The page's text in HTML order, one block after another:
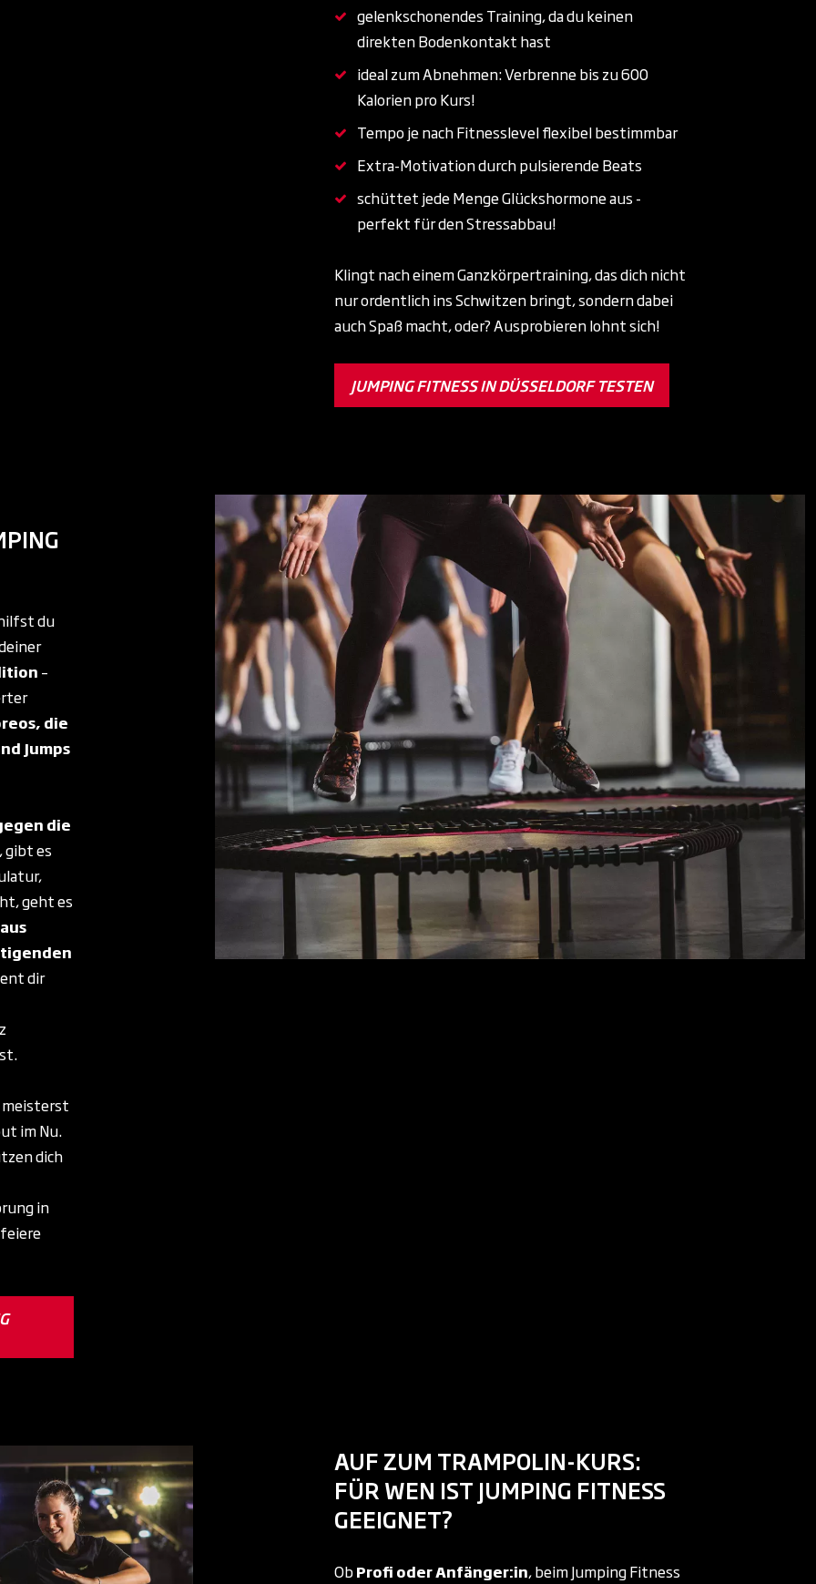
gelenkschonendes Training, da du keinen
direkten Bodenkontakt hast
ideal zum Abnehmen: Verbrenne bis zu 600
Kalorien pro Kurs!
Tempo je nach Fitnesslevel flexibel bestimmbar
Extra-Motivation durch pulsierende Beats
schüttet jede Menge Glückshormone aus -
perfekt für den Stressabbau!
Klingt nach einem Ganzkörpertraining, das dich nicht
nur ordentlich ins Schwitzen bringt, sondern dabei
auch Spaß macht, oder? Ausprobieren lohnt sich!
JUMPING FITNESS IN DÜSSELDORF TESTEN
du
–
die
Jumps
die
gibt es
geht es
dir
meisterst
im Nu.
dich
in
AUF ZUM TRAMPOLIN-KURS:
FÜR WEN IST JUMPING FITNESS
GEEIGNET?
ObProfi oder Anfänger:in, beim Jumping Fitness